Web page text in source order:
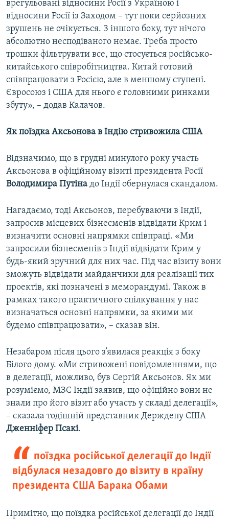
врегульовані відносини Росії з Україною і
відносини Росії із Заходом – тут поки серйозних
зрушень не очікується. З іншого боку, тут нічого
абсолютно несподіваного немає. Треба просто
трошки фільтрувати все, що стосується російсько-
китайського співробітництва. Китай готовий
співпрацювати з Росією, але в меншому ступені.
Євросоюз і США для нього є головними ринками
збуту», – додав Калачов.
Як поїздка Аксьонова в Індію стривожила США
Відзначимо, що в грудні минулого року участь
Аксьонова в офіційному візиті президента Росії
Володимира Путіна до Індії обернулася скандалом.
Нагадаємо, тоді Аксьонов, перебуваючи в Індії,
запросив місцевих бізнесменів відвідати Крим і
визначити основні напрямки співпраці. «Ми
запросили бізнесменів з Індії відвідати Крим у
будь-який зручний для них час. Під час візиту вони
зможуть відвідати майданчики для реалізації тих
проектів, які позначені в меморандумі. Також в
рамках такого практичного спілкування у нас
визначаться основні напрямки, за якими ми
будемо співпрацювати», – сказав він.
Незабаром після цього з’явилася реакція з боку
Білого дому. «Ми стривожені повідомленнями, що
в делегації, можливо, був Сергій Аксьонов. Як ми
розуміємо, МЗС Індії заявив, що офіційно вони не
знали про його візит або участь у складі делегації»,
– сказала тодішній представник Держдепу США
Дженніфер Псакі.
поїздка російської делегації до Індії
відбулася незадовго до візиту в країну
президента США Барака Обами
Примітно, що поїздка російської делегації до Індії